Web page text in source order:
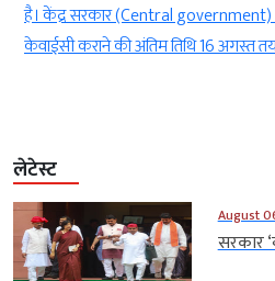
है। केंद्र सरकार (Central
केवाईसी कराने की अंतिम तिथि 16 अगस्त
लेटेस्ट
August
सरकार